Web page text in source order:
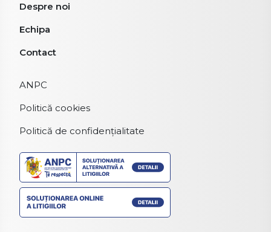
Despre noi
Echipa
Contact
ANPC
Politică cookies
Politică de confidențialitate